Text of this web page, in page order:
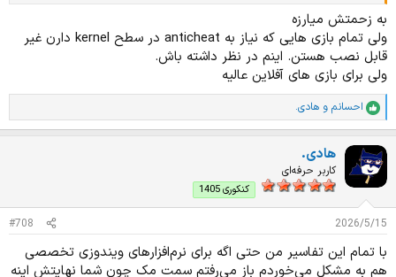
به زحمتش میارزه
ولی تمام بازی هایی که نیاز به anticheat در سطح kernel دارن غیر
قابل نصب هستن. اینم در نظر داشته باش.
ولی برای بازی های آفلاین عالیه
ا
م
ت
ی
ا
ز
ت
احسانم و هادی.
هادی.
کاربر حرفه‌ای
کنکوری 1405
2026/5/15
#708
با تمام این تفاسیر من حتی اگه برای نرم‌افزارهای ویندوزی تخصصی
هم به مشکل می‌خوردم باز می‌رفتم سمت مک چون شما نهایتش اینه